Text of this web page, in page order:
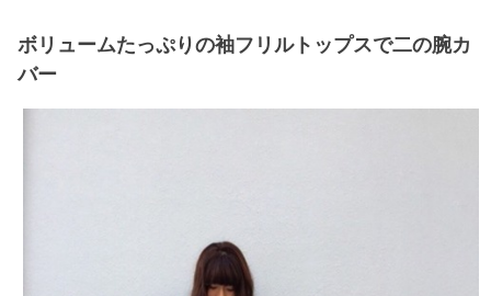
ボリュームたっぷりの袖フリルトップスで二の腕カ
バー